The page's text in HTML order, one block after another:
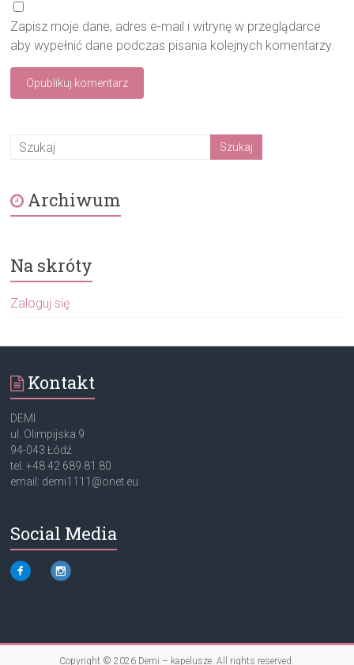
Zapisz moje dane, adres e-mail i witrynę w przeglądarce
aby wypełnić dane podczas pisania kolejnych komentarzy.
Archiwum
Na skróty
Zaloguj się
Kontakt
DEMI
ul. Olimpijska 9
94-043 Łódź
tel. +48 42 689 81 80
email: demi1111@onet.eu
Social Media
Copyright © 2026 Demi – kapelusze. All rights reserved.